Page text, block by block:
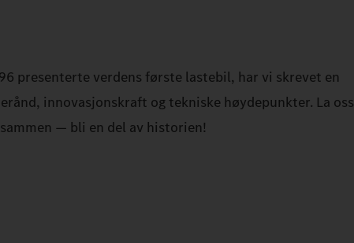
presenterte verdens første lastebil, har vi skrevet en
innovasjonskraft og tekniske høydepunkter. La oss
— bli en del av historien!